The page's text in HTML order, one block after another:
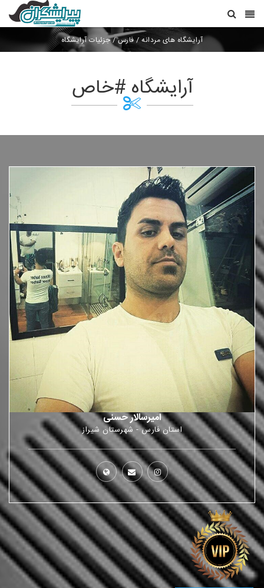
آرایشگاه های مردانه/فارس/جزئیات آرایشگاه
آرایشگاه #خاص
امیرسالار حسنی
استان فارس - شهرستان شیراز